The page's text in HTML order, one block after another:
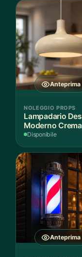
Anteprima
NOLEGGIO PROPS
Lampadario
Moderno Crema
Disponibile
Anteprima